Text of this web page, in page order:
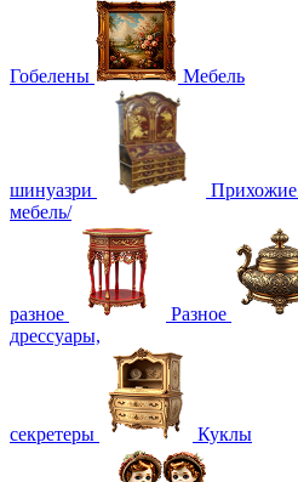
Гобелены Мебель
шинуазри Прихожие
мебель/
разное Разное
дрессуары,
секретеры Куклы